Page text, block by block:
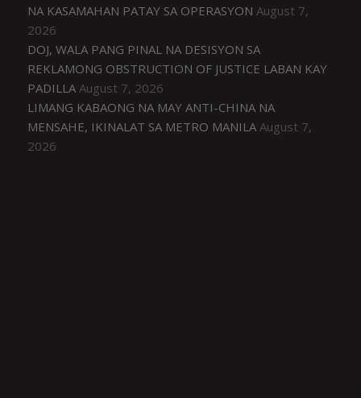
NA KASAMAHAN PATAY SA OPERASYON August 7,
2026
DOJ, WALA PANG PINAL NA DESISYON SA
REKLAMONG OBSTRUCTION OF JUSTICE LABAN KAY
PADILLA August 7, 2026
LIMANG KABAONG NA MAY ANTI-CHINA NA
MENSAHE, IKINALAT SA METRO MANILA August 7,
2026